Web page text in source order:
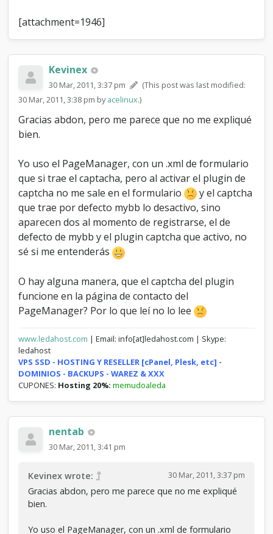
"'", addslashes($usertemplate));
}
else
	$name = $mybb->user['username'];
	$email = $mybb->user['email'];
"\";");
}
if($mybb->input['action'] == 'do_email'
&& $mybb->request_method == 'post')
{
	verify_post_check($mybb-
>input['my_post_key']);
	{
		$errors[] = $lang-
>userdata_missing_username;
	}
|| strpos($name, '>') !== false ||
strpos($name, '&') !== false ||
my_strpos($name, '\\') !== false ||
strpos($name, ';') !== false ||
strpos($name, ',') !== false)
>userdata_bad_characters_username;
	}
		$errors[] = $lang-
>userdata_missing_email;
[attachment=1946]
Kevinex
30 Mar, 2011, 3:37 pm
(This post was last modified:
30 Mar, 2011, 3:38 pm byacelinux.)
Gracias abdon, pero me parece que no me expliqué
bien.
Yo uso el PageManager, con un .xml de formulario
que si trae el captacha, pero al activar el plugin de
captcha no me sale en el formulario
y el captcha
que trae por defecto mybb lo desactivo, sino
aparecen dos al momento de registrarse, el de
defecto de mybb y el plugin captcha que activo, no
sé si me entenderás
O hay alguna manera, que el captcha del plugin
funcione en la página de contacto del
PageManager? Por lo que leí no lo lee
www.ledahost.com | Email: info[at]ledahost.com | Skype:
ledahost
VPS SSD - HOSTING Y RESELLER [cPanel, Plesk, etc] -
DOMINIOS - BACKUPS - WAREZ & XXX
CUPONES: Hosting 20%: memudoaleda
nentab
30 Mar, 2011, 3:41 pm
30 Mar, 2011, 3:37 pm
Kevinex wrote:
Gracias abdon, pero me parece que no me expliqué
bien.
Yo uso el PageManager, con un .xml de formulario